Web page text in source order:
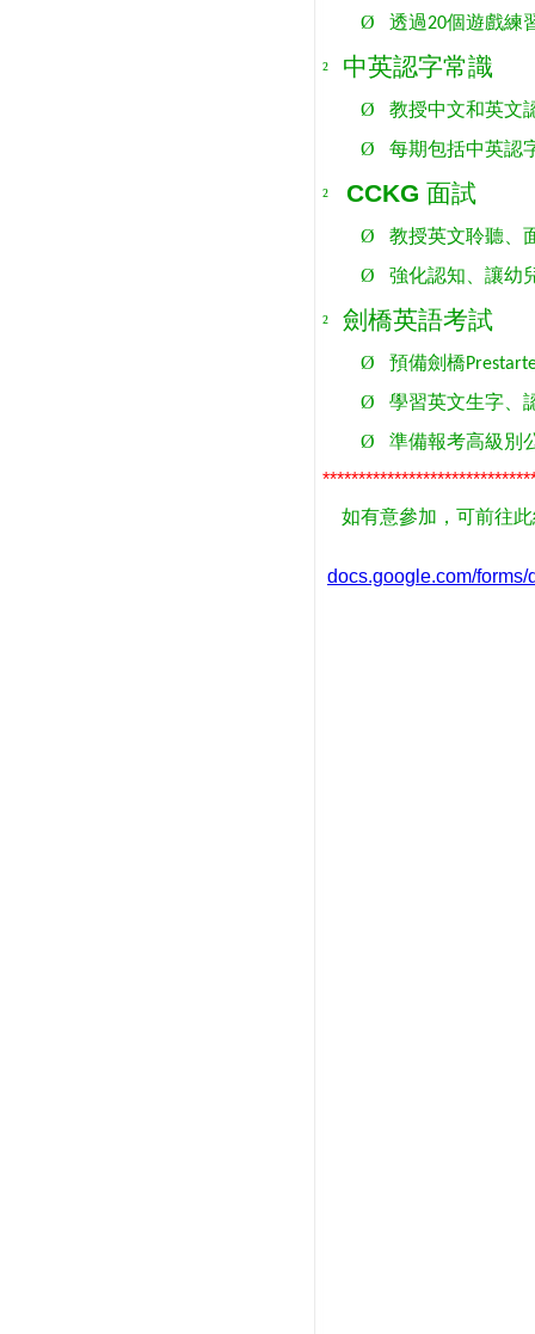
Ø
透過20個遊戲練
² 中英認字常識
Ø
教授中文和英文
Ø
每期包括中英認
² CCKG 面試
Ø
教授英文聆聽、
Ø
強化認知、讓幼
² 劍橋英語考試
Ø 預備劍橋
Ø
學習英文生字、
Ø
準備報考高級別
如有意參加，可前往
docs.google.com/